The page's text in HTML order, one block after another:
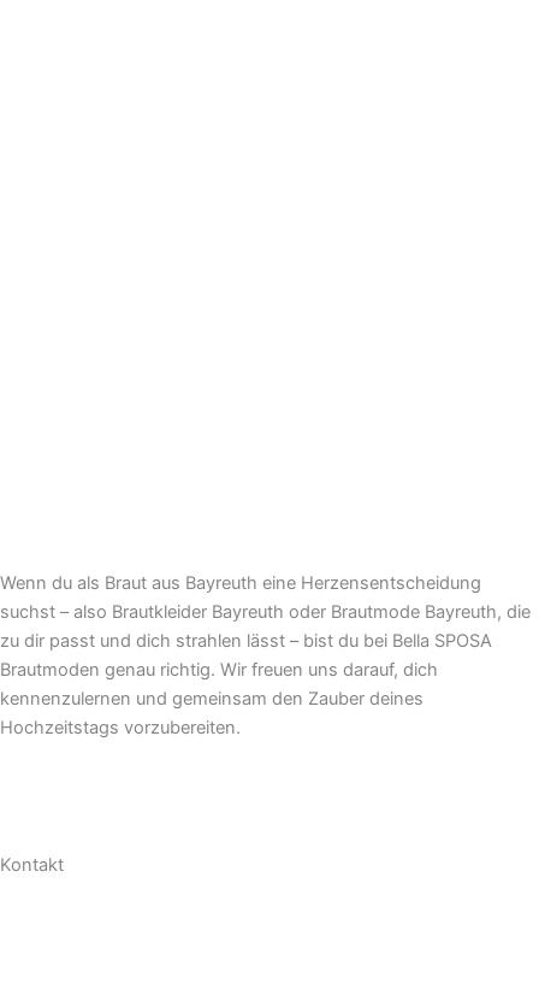
Wenn du als Braut aus Bayreuth eine Herzensentscheidung
suchst – also Brautkleider Bayreuth oder Brautmode Bayreuth, die
zu dir passt und dich strahlen lässt – bist du bei Bella SPOSA
Brautmoden genau richtig. Wir freuen uns darauf, dich
kennenzulernen und gemeinsam den Zauber deines
Hochzeitstags vorzubereiten.
Kontakt